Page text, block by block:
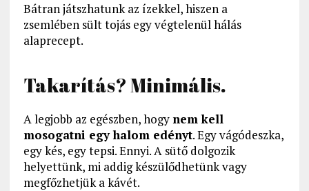
Bátran játszhatunk az ízekkel, hiszen a
zsemlében sült tojás egy végtelenül hálás
alaprecept.
Takarítás? Minimális.
A legjobb az egészben, hogy nem kell
mosogatni egy halom edényt. Egy vágódeszka,
egy kés, egy tepsi. Ennyi. A sütő dolgozik
helyettünk, mi addig készülődhetünk vagy
megfőzhetjük a kávét.